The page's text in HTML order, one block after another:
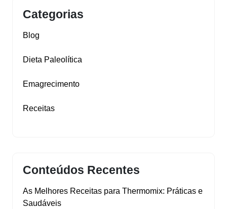
Categorias
Blog
Dieta Paleolítica
Emagrecimento
Receitas
Conteúdos Recentes
As Melhores Receitas para Thermomix: Práticas e
Saudáveis